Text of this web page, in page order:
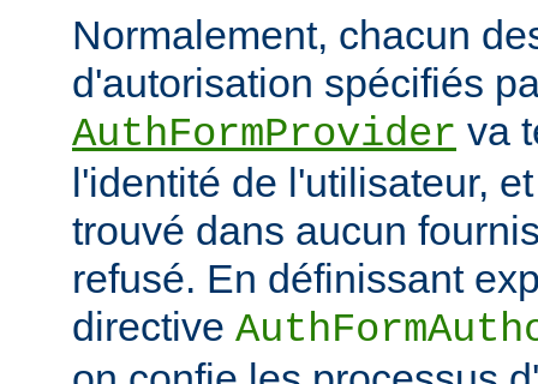
Normalement, chacun
d'autorisation spécifiés
AuthFormProvider va
l'identité de l'utilisateur,
trouvé dans aucun
refusé. En définissant
directive